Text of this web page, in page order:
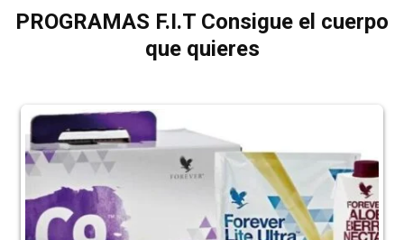
PROGRAMAS F.I.T Consigue el cuerpo
que quieres